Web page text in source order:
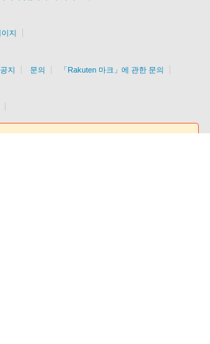
지
공지 문의 「Rakuten 마크」에 관한 문의